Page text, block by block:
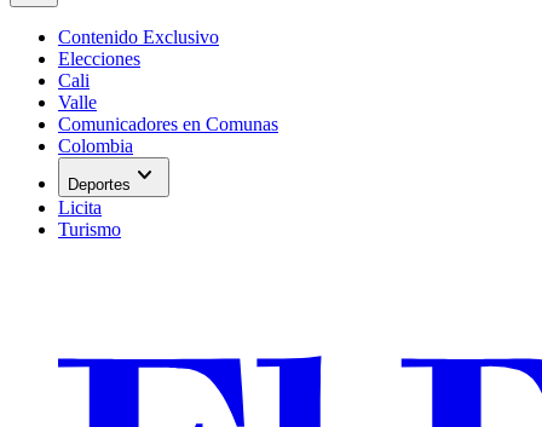
Contenido Exclusivo
Elecciones
Cali
Valle
Comunicadores en Comunas
Colombia
Deportes expand_more
Licita
Turismo